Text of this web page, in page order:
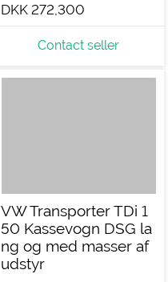
DKK 272,300
Contact seller
VW Transporter TDi 1
50 Kassevogn DSG la
ng og med masser af
udstyr